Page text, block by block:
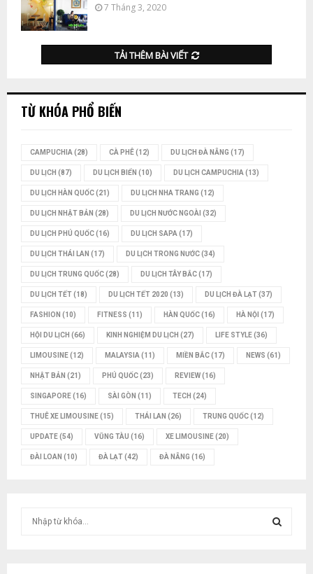
7 Tháng 3, 2020
TẢI THÊM BÀI VIẾT
TỪ KHÓA PHỔ BIẾN
CAMPUCHIA (28) CÀ PHÊ(12) DU LỊCH ĐÀ NẴNG (17)
DU LỊCH (87) DU LỊCH BIỂN (10) DU LỊCH CAMPUCHIA (13)
DU LỊCH HÀN QUỐC(21) DU LỊCH NHA TRANG (12)
DU LỊCH NHẬT BẢN (28) DU LỊCH NƯỚC NGOÀI (32)
DU LỊCH PHÚ QUỐC(16) DU LỊCH SAPA (17)
DU LỊCH THÁI LAN (17) DU LỊCH TRONG NƯỚC(34)
DU LỊCH TRUNG QUỐC(28) DU LỊCH TÂY BẮC(17)
DU LỊCH TẾT(18) DU LỊCH TẾT 2020 (13) DU LỊCH ĐÀ LẠT(37)
FASHION (10) FITNESS (11) HÀN QUỐC(16) HÀ NỘI (17)
HỘI DU LỊCH (66) KINH NGHIỆM DU LỊCH (27) LIFE STYLE(36)
LIMOUSINE(12) MALAYSIA (11) MIỀN BẮC(17) NEWS (61)
NHẬT BẢN (21) PHÚ QUỐC(23) REVIEW(16)
SINGAPORE(16) SÀI GÒN (11) TECH (24)
THUÊ XE LIMOUSINE(15) THÁI LAN (26) TRUNG QUỐC(12)
UPDATE(54) VŨNG TÀU (16) XE LIMOUSINE(20)
ĐÀI LOAN (10) ĐÀ LẠT(42) ĐÀ NẴNG (16)